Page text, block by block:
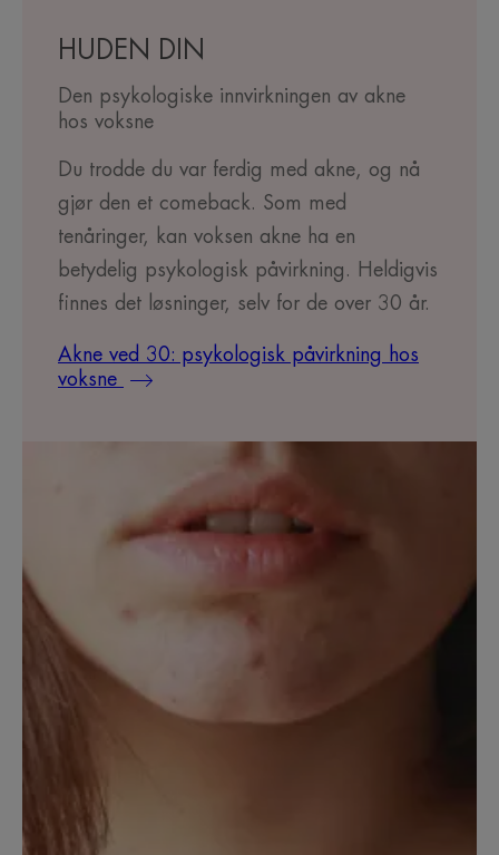
HUDEN DIN
Den psykologiske innvirkningen av akne
hos voksne
Du trodde du var ferdig med akne, og nå
gjør den et comeback. Som med
tenåringer, kan voksen akne ha en
betydelig psykologisk påvirkning. Heldigvis
finnes det løsninger, selv for de over 30 år.
Akne ved 30: psykologisk påvirkning hos
voksne